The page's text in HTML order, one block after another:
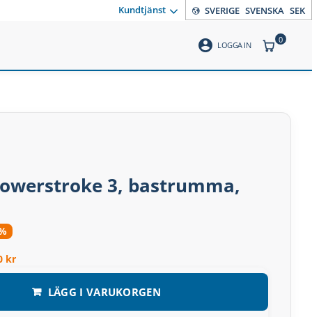
Kundtjänst SVERIGE SVENSKA SEK
account_circle LOGGA IN ANTAL
0
3, bastrumma,
kr
LÄGG I VARUKORGEN